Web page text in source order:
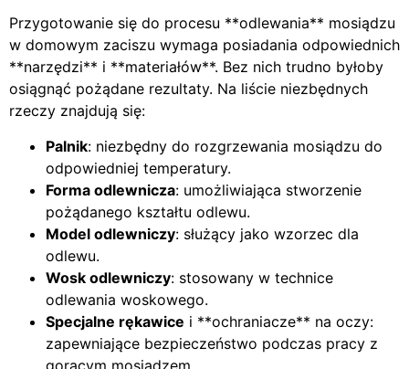
Przygotowanie się do procesu **odlewania** mosiądzu
w domowym zaciszu wymaga posiadania odpowiednich
**narzędzi** i **materiałów**. Bez nich trudno byłoby
osiągnąć pożądane rezultaty. Na liście niezbędnych
rzeczy znajdują się:
Palnik: niezbędny do rozgrzewania mosiądzu do
odpowiedniej temperatury.
Forma odlewnicza: umożliwiająca stworzenie
pożądanego kształtu odlewu.
Model odlewniczy: służący jako wzorzec dla
odlewu.
Wosk odlewniczy: stosowany w technice
odlewania woskowego.
Specjalne rękawice i **ochraniacze** na oczy:
zapewniające bezpieczeństwo podczas pracy z
gorącym mosiądzem.